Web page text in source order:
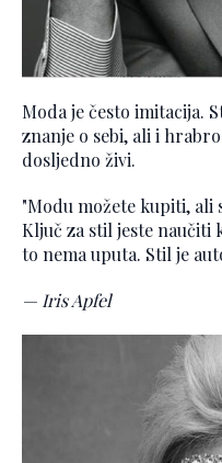
Moda je često imitacija.
znanje o sebi, ali i
dosljedno živi.
"Modu možete kupiti, ali
Ključ za stil jeste naučiti
to nema uputa. Stil je
— Iris Apfel